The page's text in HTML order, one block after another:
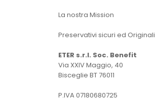
La nostra Mission
Preservativi sicuri ed Originali
ETER s.r.l. Soc. Benefit
Via XXIV Maggio, 40
Bisceglie BT 76011
P.IVA 07180680725